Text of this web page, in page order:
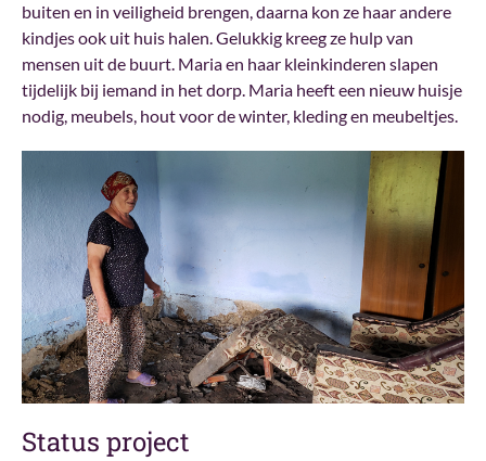
buiten en in veiligheid brengen, daarna kon ze haar andere
kindjes ook uit huis halen. Gelukkig kreeg ze hulp van
mensen uit de buurt. Maria en haar kleinkinderen slapen
tijdelijk bij iemand in het dorp. Maria heeft een nieuw huisje
nodig, meubels, hout voor de winter, kleding en meubeltjes.
Status project